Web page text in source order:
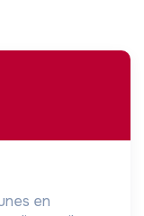
en